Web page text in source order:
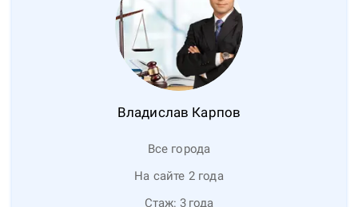
Владислав Карпов
Все города
На сайте 2 года
Стаж: 3 года